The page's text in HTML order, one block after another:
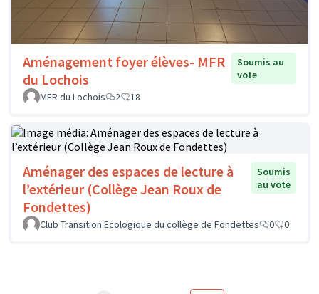
Aménagement foyer élèves- MFR
du Lochois
Soumis au
vote
MFR du Lochois
2 18
Aménager des espaces de lecture à
l’extérieur (Collège Jean Roux de
Fondettes)
Soumis
au vote
Club Transition Ecologique du collège de Fondettes 0 0